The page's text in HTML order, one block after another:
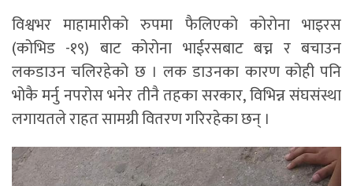
विश्वभर माहामारीको रुपमा फैलिएको कोरोना भाइरस
(कोभिड -१९) बाट कोरोना भाईरसबाट बच्न र बचाउन
लकडाउन चलिरहेको छ । लक डाउनका कारण कोही पनि
भोकै मर्नु नपरोस भनेर तीनै तहका सरकार, विभिन्न संघसंस्था
लगायतले राहत सामग्री वितरण गरिरहेका छन् ।